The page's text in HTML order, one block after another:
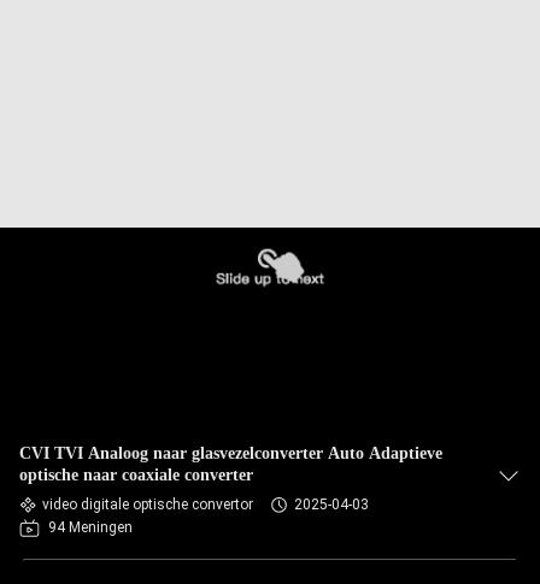
CVI TVI Analoog naar glasvezelconverter Auto Adaptieve
optische naar coaxiale converter
video digitale optische convertor
2025-04-03
94 Meningen